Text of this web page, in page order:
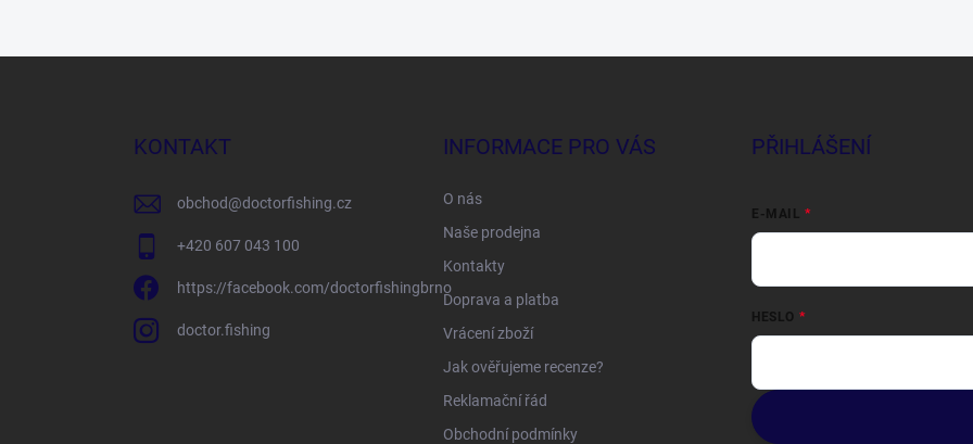
KONTAKT
obchod@doctorfishing.cz
+420 607 043 100
https://facebook.com/doctorfishingbrno
doctor.fishing
INFORMACE PRO VÁS
O nás
Naše prodejna
Kontakty
Doprava a platba
Vrácení zboží
Jak ověřujeme recenze?
Reklamační řád
Obchodní podmínky
PŘIHLÁŠENÍ
E-MAIL
HESLO